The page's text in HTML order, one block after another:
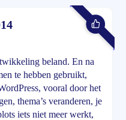
beland. En na
te hebben gebruikt,
vooral door het
thema’s veranderen, je
iets niet meer werkt,